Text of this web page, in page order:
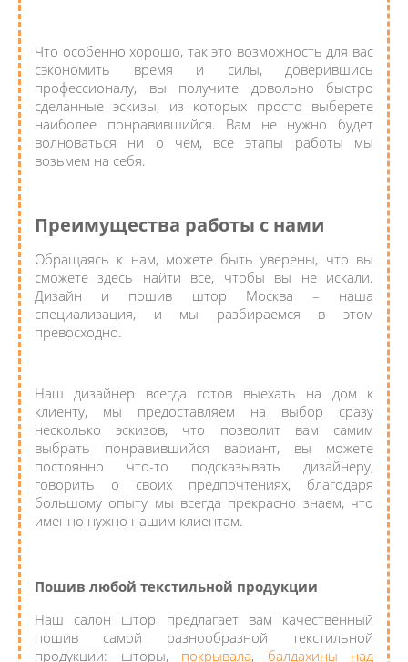
Что особенно хорошо, так это возможность для вас
сэкономить время и силы, доверившись
профессионалу, вы получите довольно быстро
сделанные эскизы, из которых просто выберете
наиболее понравившийся. Вам не нужно будет
волноваться ни о чем, все этапы работы мы
возьмем на себя.
Преимущества работы с нами
Обращаясь к нам, можете быть уверены, что вы
сможете здесь найти все, чтобы вы не искали.
Дизайн и пошив штор Москва – наша
специализация, и мы разбираемся в этом
превосходно.
Наш дизайнер всегда готов выехать на дом к
клиенту, мы предоставляем на выбор сразу
несколько эскизов, что позволит вам самим
выбрать понравившийся вариант, вы можете
постоянно что-то подсказывать дизайнеру,
говорить о своих предпочтениях, благодаря
большому опыту мы всегда прекрасно знаем, что
именно нужно нашим клиентам.
Пошив любой текстильной продукции
Наш салон штор предлагает вам качественный
пошив самой разнообразной текстильной
продукции: шторы, покрывала, балдахины над